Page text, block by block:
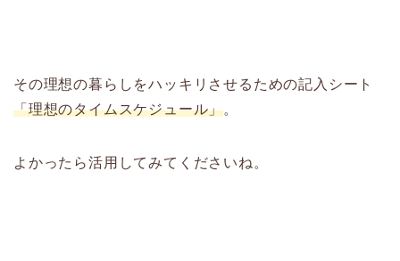
その理想の暮らしをハッキリさせるための記入シート
「理想のタイムスケジュール」。
よかったら活用してみてくださいね。